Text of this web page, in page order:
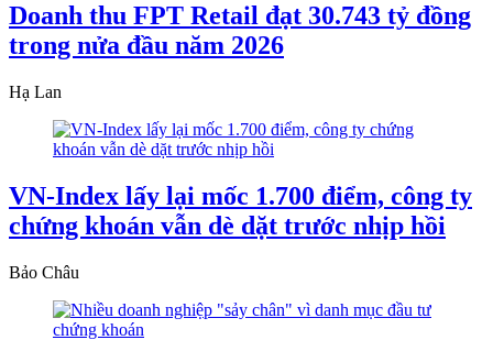
Doanh thu FPT Retail đạt 30.743 tỷ đồng
trong nửa đầu năm 2026
Hạ Lan
VN-Index lấy lại mốc 1.700 điểm, công ty
chứng khoán vẫn dè dặt trước nhịp hồi
Bảo Châu